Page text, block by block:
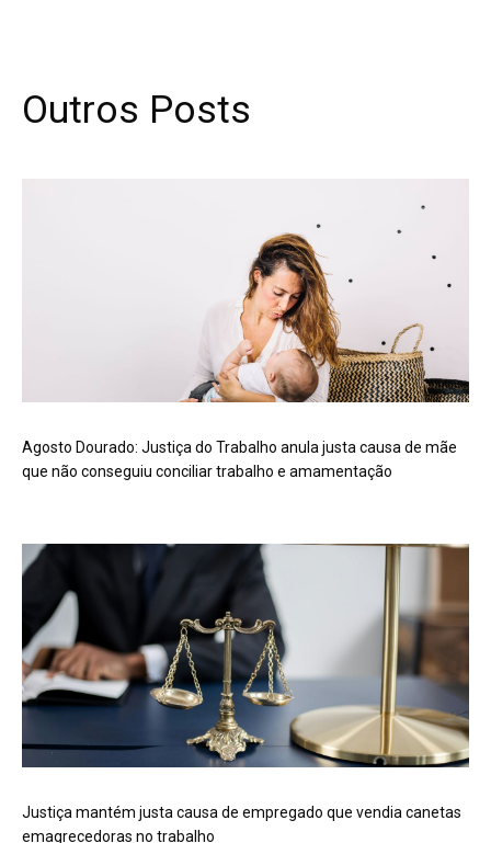
Outros Posts
Agosto Dourado: Justiça do Trabalho anula justa causa de mãe
que não conseguiu conciliar trabalho e amamentação
Justiça mantém justa causa de empregado que vendia canetas
emagrecedoras no trabalho